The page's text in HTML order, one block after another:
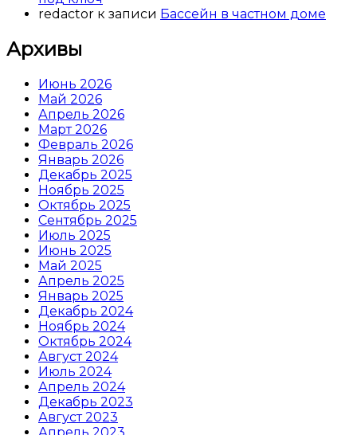
redactor к записи Бассейн в частном доме
Архивы
Июнь 2026
Май 2026
Апрель 2026
Март 2026
Февраль 2026
Январь 2026
Декабрь 2025
Ноябрь 2025
Октябрь 2025
Сентябрь 2025
Июль 2025
Июнь 2025
Май 2025
Апрель 2025
Январь 2025
Декабрь 2024
Ноябрь 2024
Октябрь 2024
Август 2024
Июль 2024
Апрель 2024
Декабрь 2023
Август 2023
Апрель 2023